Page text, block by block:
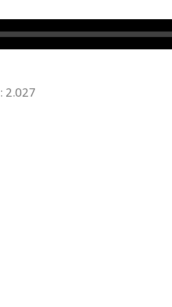
2.027